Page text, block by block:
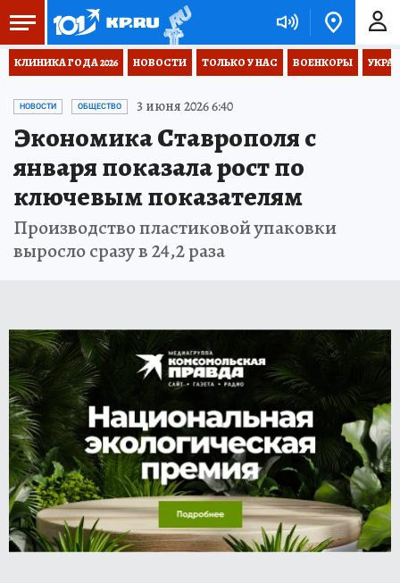
КЛИНИКА ГОДА 2026 НОВОСТИ ТОЛЬКО У НАС ВОЕНКОРЫ
НОВОСТИ ОБЩЕСТВО 3 июня 2026 6:40
Экономика Ставрополя с
января показала рост по
ключевым показателям
Производство пластиковой упаковки
выросло сразу в 24,2 раза